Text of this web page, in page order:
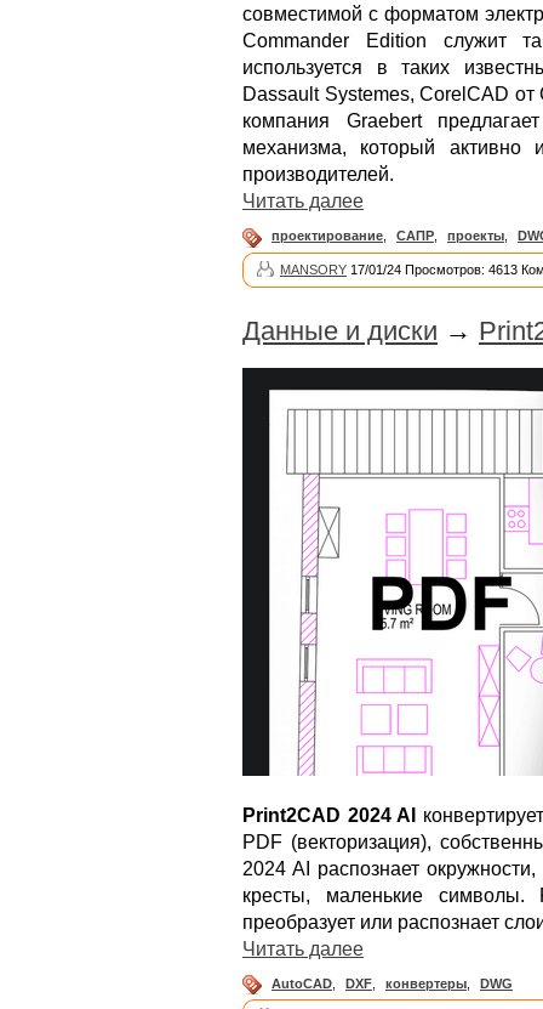
совместимой с форматом
Commander Edition служит
используется в таких
Dassault Systemes, CorelCAD
компания Graebert
механизма, который активно
производителей.
Читать далее
проектирование, САПР, проекты,
MANSORY 17/01/24 Просмотров: 4613
Данные и диски →
Print2CAD 2024 AI
PDF (векторизация),
2024 AI распознает
кресты, маленькие
преобразует или распознает
Читать далее
AutoCAD DXF конвертеры DWG